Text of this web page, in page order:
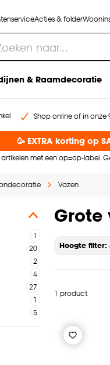
Acties & folder
& Raamdecoratie
Shop online of in onze
🥳 EXTRA korting op
met een op=op-label.
Vazen
Grote
Hoogte filter:
1 product